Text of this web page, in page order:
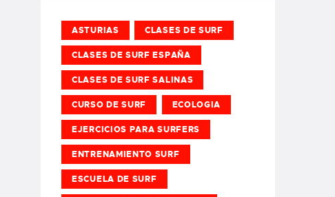
ASTURIAS CLASES DE SURF
CLASES DE SURF ESPAÑA
CLASES DE SURF SALINAS
CURSO DE SURF ECOLOGIA
EJERCICIOS PARA SURFERS
ENTRENAMIENTO SURF
ESCUELA DE SURF